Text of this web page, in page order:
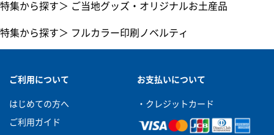
特集から探す＞ ご当地グッズ・オリジナルお土産品
特集から探す＞ フルカラー印刷ノベルティ
ご利用について
はじめての方へ
ご利用ガイド
お支払いについて
・クレジットカード